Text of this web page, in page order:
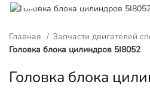
Главная
Запчасти двигателей
Головка блока цилиндров 5I8052
Головка блока